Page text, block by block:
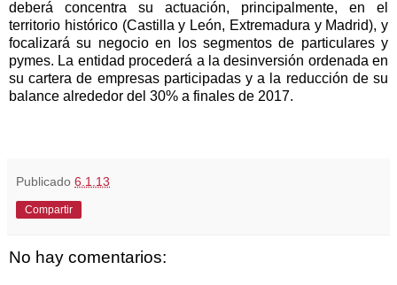
deberá concentra su actuación, principalmente, en el
territorio histórico (Castilla y León, Extremadura y Madrid), y
focalizará su negocio en los segmentos de particulares y
pymes. La entidad procederá a la desinversión ordenada en
su cartera de empresas participadas y a la reducción de su
balance alrededor del 30% a finales de 2017.
Publicado 6.1.13
Compartir
No hay comentarios: